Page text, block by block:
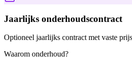
Jaarlijks onderhoudscontract
Optioneel jaarlijks contract met vaste
Waarom onderhoud?